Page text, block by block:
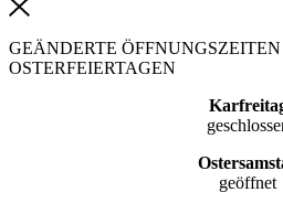
GEÄNDERTE
OSTERFEIERTAGEN
geöffnet